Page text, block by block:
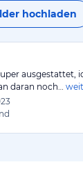
hochladen
ausgestattet,
daran noch…